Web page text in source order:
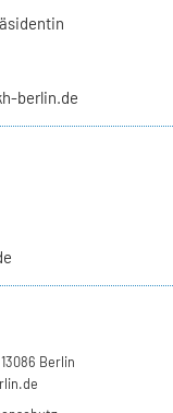
berlin.de
Berlin